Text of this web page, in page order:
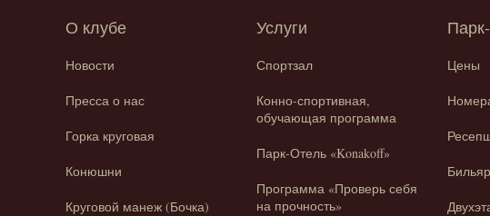
О клубе
Новости
Пресса о нас
Горка круговая
Конюшни
Круговой манеж (Бочка)
Услуги
Спортзал
Конно-спортивная,
обучающая программа
Парк-Отель «Konakoff»
Программа «Проверь себя
на прочность»
Цены